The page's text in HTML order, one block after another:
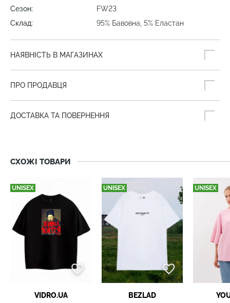
Сезон:
FW23
Склад:
95% Бавовна, 5% Еластан
НАЯВНІСТЬ В МАГАЗИНАХ
ПРО ПРОДАВЦЯ
ДОСТАВКА ТА ПОВЕРНЕННЯ
СХОЖІ ТОВАРИ
UNISEX
VIDRO.UA
UNISEX
BEZLAD
UNISEX